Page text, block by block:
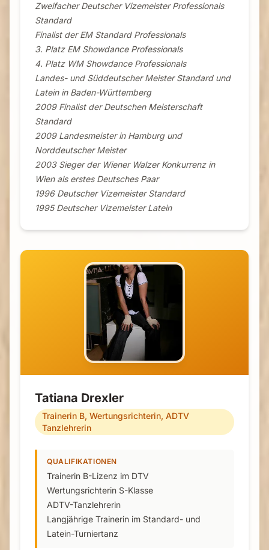
Zweifacher Deutscher Vizemeister Professionals
Standard
Finalist der EM Standard Professionals
3. Platz EM Showdance Professionals
4. Platz WM Showdance Professionals
Landes- und Süddeutscher Meister Standard und
Latein in Baden-Württemberg
2009 Finalist der Deutschen Meisterschaft
Standard
2009 Landesmeister in Hamburg und
Norddeutscher Meister
2003 Sieger der Wiener Walzer Konkurrenz in
Wien als erstes Deutsches Paar
1996 Deutscher Vizemeister Standard
1995 Deutscher Vizemeister Latein
Tatiana Drexler
Trainerin B, Wertungsrichterin, ADTV
Tanzlehrerin
QUALIFIKATIONEN
Trainerin B-Lizenz im DTV
Wertungsrichterin S-Klasse
ADTV-Tanzlehrerin
Langjährige Trainerin im Standard- und
Latein-Turniertanz